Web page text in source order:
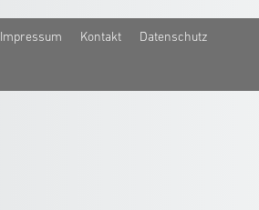
Impressum Kontakt Datenschutz